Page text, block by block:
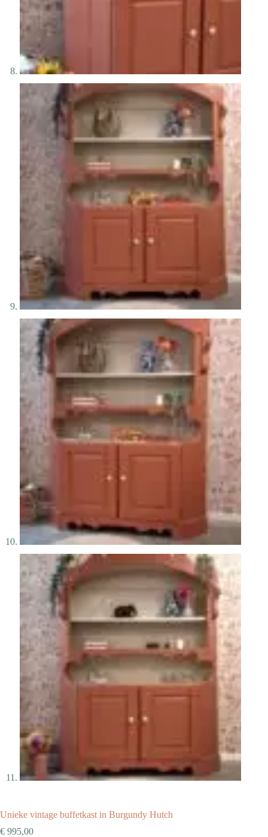
Unieke vintage buffetkast in Burgundy Hutch
€ 995,00